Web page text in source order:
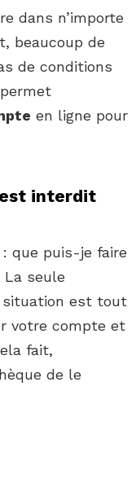
dans n’importe
beaucoup de
de conditions
permet
en ligne pour
interdit
: que puis-je faire
seule
situation est tout
votre compte et
fait,
de le